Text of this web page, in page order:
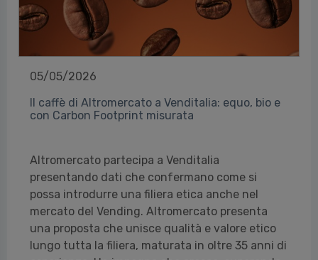
05/05/2026
Il caffè di Altromercato a Venditalia: equo, bio e
con Carbon Footprint misurata
Altromercato partecipa a Venditalia
presentando dati che confermano come si
possa introdurre una filiera etica anche nel
mercato del Vending. Altromercato presenta
una proposta che unisce qualità e valore etico
lungo tutta la filiera, maturata in oltre 35 anni di